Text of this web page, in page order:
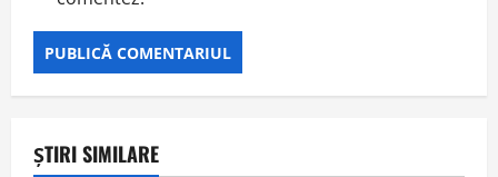
ȘTIRI SIMILARE